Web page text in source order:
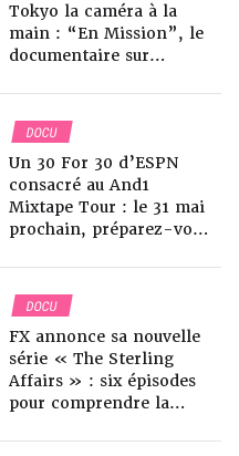
Tokyo la caméra à la
main : “En Mission”, le
documentaire sur
France masculine aux JO
2021DOCU
Un 30 For 30 d’ESPN
consacré au And1
Mixtape Tour : le 31 mai
prochain, préparez-vous
nostalgie
DOCU
FX annonce sa nouvelle
série « The Sterling
Affairs » : six épisodes
pour comprendre la